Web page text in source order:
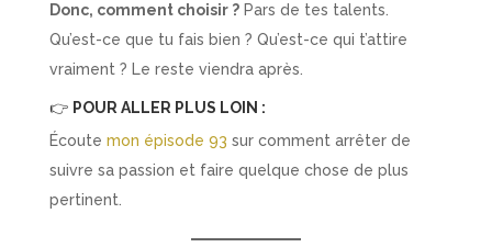
Donc, comment choisir ?Pars de tes talents.
Qu’est-ce que tu fais bien ? Qu’est-ce qui t’attire
vraiment ? Le reste viendra après.
👉 POUR ALLER PLUS LOIN :
Écoute mon épisode 93 sur comment arrêter de
suivre sa passion et faire quelque chose de plus
pertinent.